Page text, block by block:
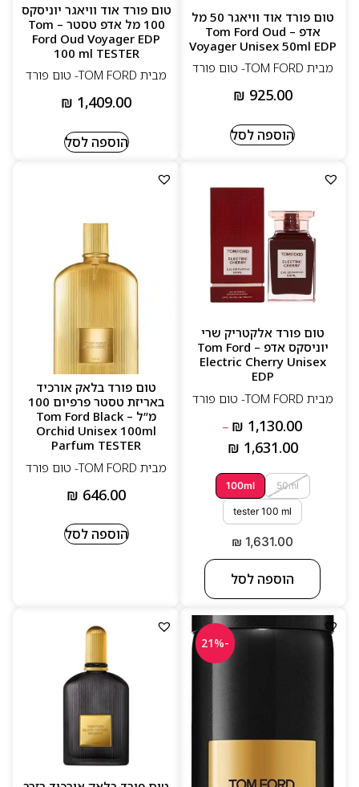
טום פורד אוד וויאגר 50 מל
אדפ – Tom Ford Oud
Voyager Unisex 50ml EDP
מבית TOM FORD- טום פורד
₪ 925.00
הוספה לסל
טום פורד אוד וויאגר יוניסקס
100 מל אדפ טסטר – Tom
Ford Oud Voyager EDP
100 ml TESTER
מבית TOM FORD- טום פורד
₪ 1,409.00
הוספה לסל
טום פורד אלקטריק שרי
יוניסקס אדפ – Tom Ford
Electric Cherry Unisex
EDP
מבית TOM FORD- טום פורד
₪ 1,130.00
–
₪ 1,631.00
50ml
100ml
tester 100 ml
₪ 1,631.00
הוספה לסל
טום פורד בלאק אורכיד
באריזת טסטר פרפיום 100
מ”ל – Tom Ford Black
Orchid Unisex 100ml
Parfum TESTER
מבית TOM FORD- טום פורד
₪ 646.00
הוספה לסל
-21%